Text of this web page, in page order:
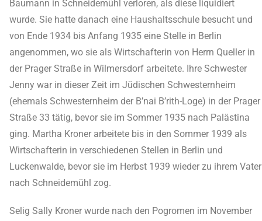
Baumann in Schneidemühl verloren, als diese liquidiert
wurde. Sie hatte danach eine Haushaltsschule besucht und
von Ende 1934 bis Anfang 1935 eine Stelle in Berlin
angenommen, wo sie als Wirtschafterin von Herrn Queller in
der Prager Straße in Wilmersdorf arbeitete. Ihre Schwester
Jenny war in dieser Zeit im Jüdischen Schwesternheim
(ehemals Schwesternheim der B’nai B’rith-Loge) in der Prager
Straße 33 tätig, bevor sie im Sommer 1935 nach Palästina
ging. Martha Kroner arbeitete bis in den Sommer 1939 als
Wirtschafterin in verschiedenen Stellen in Berlin und
Luckenwalde, bevor sie im Herbst 1939 wieder zu ihrem Vater
nach Schneidemühl zog.
Selig Sally Kroner wurde nach den Pogromen im November